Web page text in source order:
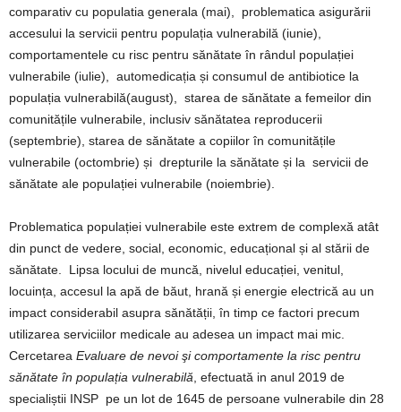
comparativ cu populatia generala (mai), problematica asigurării
accesului la servicii pentru populația vulnerabilă (iunie),
comportamentele cu risc pentru sănătate în rândul populației
vulnerabile (iulie), automedicația și consumul de antibiotice la
populația vulnerabilă(august), starea de sănătate a femeilor din
comunitățile vulnerabile, inclusiv sănătatea reproducerii
(septembrie), starea de sănătate a copiilor în comunitățile
vulnerabile (octombrie) și drepturile la sănătate și la servicii de
sănătate ale populației vulnerabile (noiembrie).
Problematica populației vulnerabile este extrem de complexă atât
din punct de vedere, social, economic, educațional și al stării de
sănătate. Lipsa locului de muncă, nivelul educației, venitul,
locuința, accesul la apă de băut, hrană și energie electrică au un
impact considerabil asupra sănătății, în timp ce factori precum
utilizarea serviciilor medicale au adesea un impact mai mic.
Cercetarea Evaluare de nevoi şi comportamente la risc pentru
sănătate în populația vulnerabilă , efectuată in anul 2019 de
specialiștii INSP pe un lot de 1645 de persoane vulnerabile din 28